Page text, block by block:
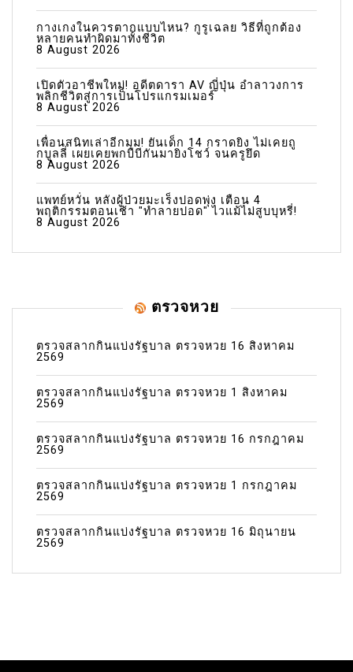
กางเกงในควรตากแบบไหน? กูรูเฉลย วิธีที่ถูกต้อง
หลายคนทำผิดมาทั้งชีวิต
8 August 2026
เปิดตัวอาชีพใหม่! อดีตดารา AV ญี่ปุ่น อำลาวงการ
พลิกชีวิตสู่การเป็นโปรแกรมเมอร์
8 August 2026
เพื่อนสนิทเล่าอีกมุม! ยันเด็ก 14 กราดยิง ไม่เคยถู
กบูลลี่ เผยเคยพกบีบีกันมายิงโชว์ จนครูยึด
8 August 2026
แพทย์หวั่น หลังผู้ป่วยมะเร็งปอดพุ่ง เตือน 4
พฤติกรรมตอนเช้า "ทำลายปอด" ไวแม้ไม่สูบบุหรี่!
8 August 2026
ตรวจหวย
ตรวจสลากกินแบ่งรัฐบาล ตรวจหวย 16 สิงหาคม
2569
ตรวจสลากกินแบ่งรัฐบาล ตรวจหวย 1 สิงหาคม
2569
ตรวจสลากกินแบ่งรัฐบาล ตรวจหวย 16 กรกฎาคม
2569
ตรวจสลากกินแบ่งรัฐบาล ตรวจหวย 1 กรกฎาคม
2569
ตรวจสลากกินแบ่งรัฐบาล ตรวจหวย 16 มิถุนายน
2569